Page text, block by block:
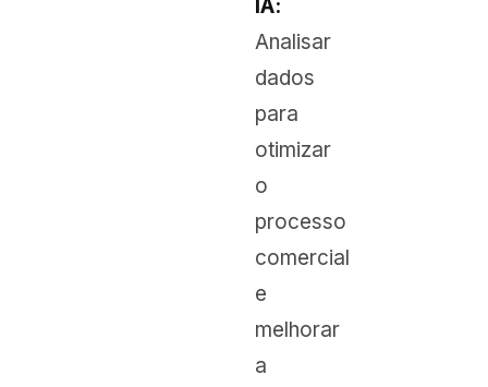
IA:
Analisar
dados
para
otimizar
o
processo
comercial
e
melhorar
a